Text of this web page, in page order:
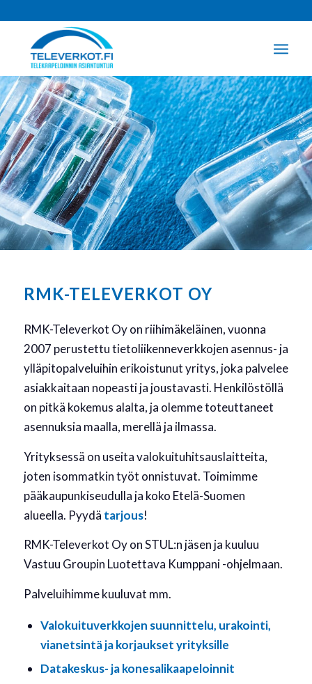
RMK-TELEVERKOT OY
RMK-Televerkot Oy on riihimäkeläinen, vuonna
2007 perustettu tietoliikenneverkkojen asennus- ja
ylläpitopalveluihin erikoistunut yritys, joka palvelee
asiakkaitaan nopeasti ja joustavasti. Henkilöstöllä
on pitkä kokemus alalta, ja olemme toteuttaneet
asennuksia maalla, merellä ja ilmassa.
Yrityksessä on useita valokuituhitsauslaitteita,
joten isommatkin työt onnistuvat. Toimimme
pääkaupunkiseudulla ja koko Etelä-Suomen
alueella. Pyydä tarjous!
RMK-Televerkot Oy on STUL:n jäsen ja kuuluu
Vastuu Groupin Luotettava Kumppani -ohjelmaan.
Palveluihimme kuuluvat mm.
Valokuituverkkojen suunnittelu, urakointi,
vianetsintä ja korjaukset yrityksille
Datakeskus- ja konesalikaapeloinnit